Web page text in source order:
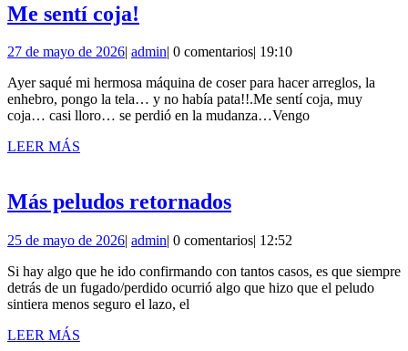
Me sentí coja!
coja!
27 de mayo de 202627
mayo
de
2026
| adminadmin
| 0 comentarios| 19:10
Ayer saqué mi hermosa máquina de coser para hacer arreglos, la
enhebro, pongo la tela… y no había pata!!.Me sentí coja, muy
coja… casi lloro… se perdió en la mudanza…Vengo
LEER MÁS
Más peludos retornadosMás
retornados
25 de mayo de 202625
mayo
de
2026
| adminadmin
| 0 comentarios| 12:52
Si hay algo que he ido confirmando con tantos casos, es que siempre
detrás de un fugado/perdido ocurrió algo que hizo que el peludo
sintiera menos seguro el lazo, el
LEER MÁS